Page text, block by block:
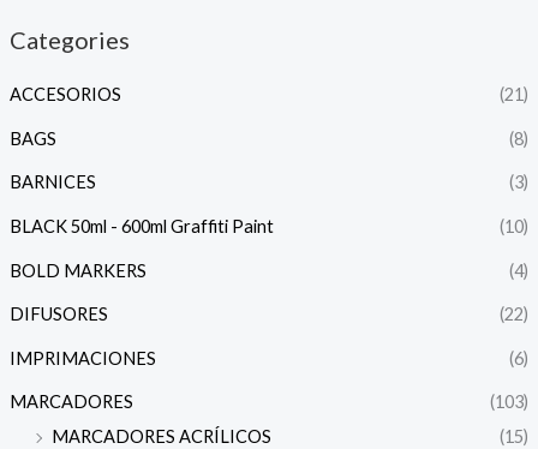
Categories
ACCESORIOS (21)
BAGS (8)
BARNICES (3)
BLACK 50ml - 600ml Graffiti Paint (10)
BOLD MARKERS (4)
DIFUSORES (22)
IMPRIMACIONES (6)
MARCADORES
(103)
MARCADORES ACRÍLICOS
(15)